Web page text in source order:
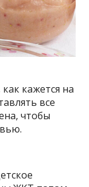
кажется на
все
чтобы